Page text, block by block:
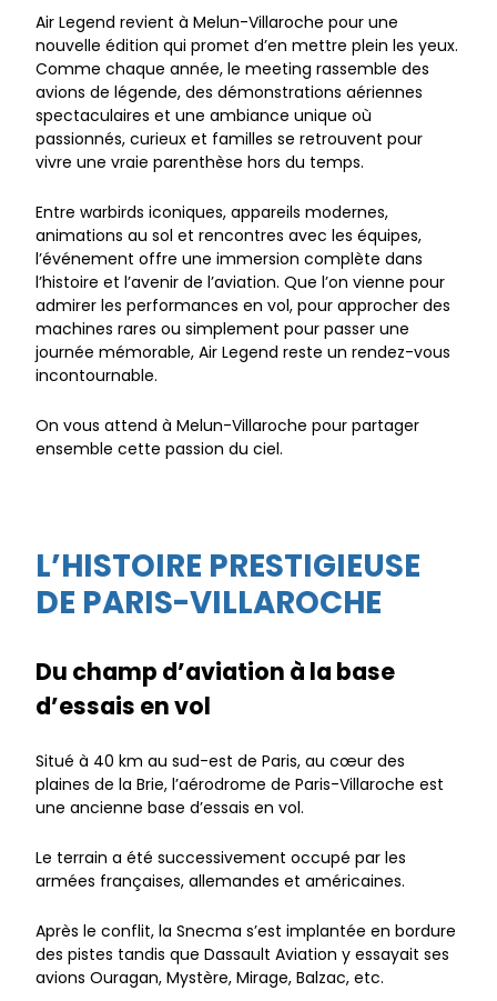
Air Legend revient à Melun-Villaroche pour une
nouvelle édition qui promet d’en mettre plein les yeux.
Comme chaque année, le meeting rassemble des
avions de légende, des démonstrations aériennes
spectaculaires et une ambiance unique où
passionnés, curieux et familles se retrouvent pour
vivre une vraie parenthèse hors du temps.
Entre warbirds iconiques, appareils modernes,
animations au sol et rencontres avec les équipes,
l’événement offre une immersion complète dans
l’histoire et l’avenir de l’aviation. Que l’on vienne pour
admirer les performances en vol, pour approcher des
machines rares ou simplement pour passer une
journée mémorable, Air Legend reste un rendez-vous
incontournable.
On vous attend à Melun-Villaroche pour partager
ensemble cette passion du ciel.
L’HISTOIRE PRESTIGIEUSE
DE PARIS-VILLAROCHE
Du champ d’aviation à la base
d’essais en vol
Situé à 40 km au sud-est de Paris, au cœur des
plaines de la Brie, l’aérodrome de Paris-Villaroche est
une ancienne base d’essais en vol.
Le terrain a été successivement occupé par les
armées françaises, allemandes et américaines.
Après le conflit, la Snecma s’est implantée en bordure
des pistes tandis que Dassault Aviation y essayait ses
avions Ouragan, Mystère, Mirage, Balzac, etc.